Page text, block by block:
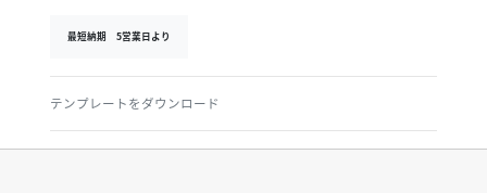
最短納期 5営業日より
テンプレートをダウンロード